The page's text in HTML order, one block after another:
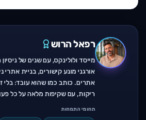
רפאל הרוש
מייסד ולולינקס, עם שנים של
אורגני מונע קישורים, בניית אתרי
אתרים. כותב כמו שהוא עובד: בלי
ריקות, עם שקיפות מלאה על כל
תחומי התמחות